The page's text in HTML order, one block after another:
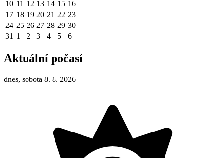
10 11 12 13 14 15 16
17 18 19 20 21 22 23
24 25 26 27 28 29 30
31 1 2 3 4 5 6
Aktuální počasí
dnes, sobota 8. 8. 2026